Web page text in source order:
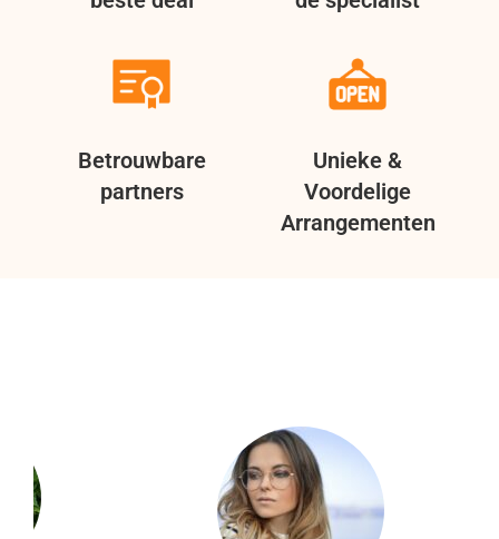
Betrouwbare
partners
Unieke &
Voordelige
Arrangementen